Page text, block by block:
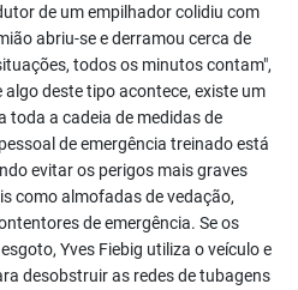
de um empilhador colidiu com
abriu-se e derramou cerca de
todos os minutos contam",
algo deste tipo acontece, existe um
toda a cadeia de medidas de
de emergência treinado está
evitar os perigos mais graves
como almofadas de vedação,
de emergência. Se os
Yves Fiebig utiliza o veículo e
desobstruir as redes de tubagens